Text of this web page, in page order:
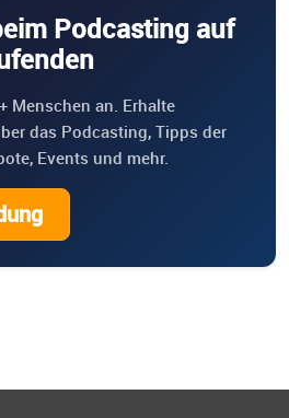
Podcasting auf
Menschen an. Erhalte
das Podcasting, Tipps der
Events und mehr.